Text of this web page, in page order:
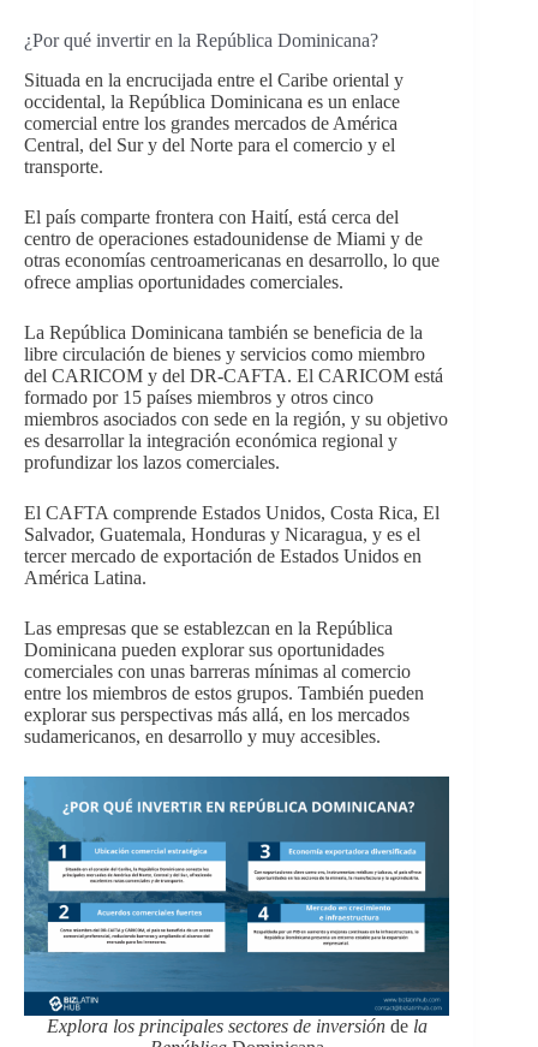
¿Por qué invertir en la República Dominicana?
Situada en la encrucijada entre el Caribe oriental y
occidental, la República Dominicana es un enlace
comercial entre los grandes mercados de América
Central, del Sur y del Norte para el comercio y el
transporte.
El país comparte frontera con Haití, está cerca del
centro de operaciones estadounidense de Miami y de
otras economías centroamericanas en desarrollo, lo que
ofrece amplias oportunidades comerciales.
La República Dominicana también se beneficia de la
libre circulación de bienes y servicios como miembro
del CARICOM y del DR-CAFTA. El CARICOM está
formado por 15 países miembros y otros cinco
miembros asociados con sede en la región, y su objetivo
es desarrollar la integración económica regional y
profundizar los lazos comerciales.
El CAFTA comprende Estados Unidos, Costa Rica, El
Salvador, Guatemala, Honduras y Nicaragua, y es el
tercer mercado de exportación de Estados Unidos en
América Latina.
Las empresas que se establezcan en la República
Dominicana pueden explorar sus oportunidades
comerciales con unas barreras mínimas al comercio
entre los miembros de estos grupos. También pueden
explorar sus perspectivas más allá, en los mercados
sudamericanos, en desarrollo y muy accesibles.
Explora los principales sectores de inversiónde la